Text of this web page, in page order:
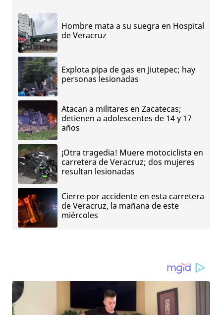
Hombre mata a su suegra en Hospital
de Veracruz
Explota pipa de gas en Jiutepec; hay
personas lesionadas
Atacan a militares en Zacatecas;
detienen a adolescentes de 14 y 17
años
¡Otra tragedia! Muere motociclista en
carretera de Veracruz; dos mujeres
resultan lesionadas
Cierre por accidente en esta carretera
de Veracruz, la mañana de este
miércoles